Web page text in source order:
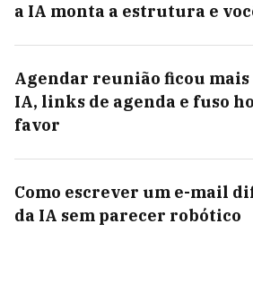
a IA monta a estrutura e
Agendar reunião ficou
IA, links de agenda e fuso
favor
Como escrever um e-mail
da IA sem parecer robótico